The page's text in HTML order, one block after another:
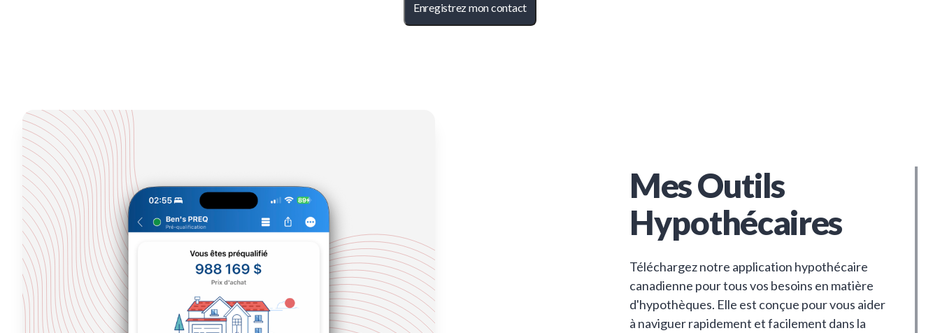
Enregistrez mon contact
Mes Outils
Hypothécaires
Téléchargez notre application hypothécaire
canadienne pour tous vos besoins en matière
d'hypothèques. Elle est conçue pour vous aider
à naviguer rapidement et facilement dans la